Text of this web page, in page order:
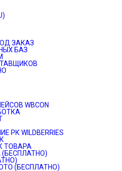
ЗАКАЗ
БАЗ
WBCON
РК WILDBERRIES
ТОВАРА
(БЕСПЛАТНО)
(БЕСПЛАТНО)